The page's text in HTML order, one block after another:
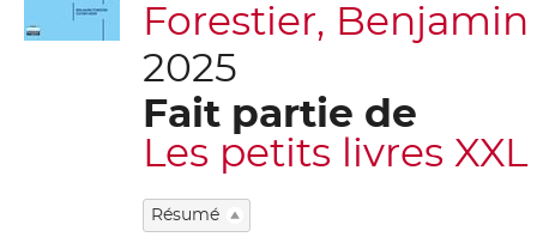
Forestier, Benjamin
2025
Fait partie de
Les petits livres
Résumé